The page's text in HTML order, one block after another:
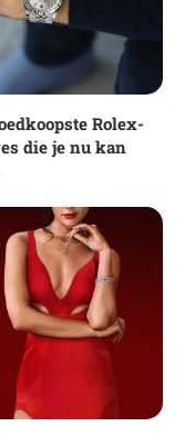
Rolex-
die je nu kan